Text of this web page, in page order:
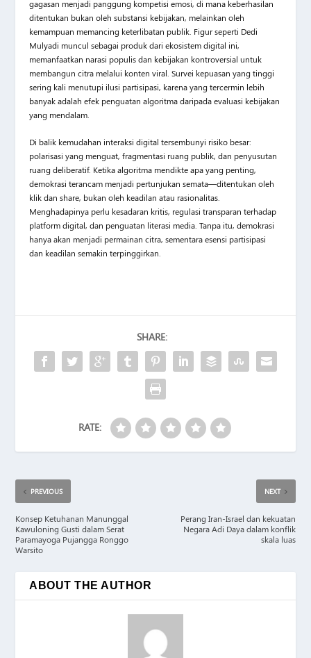
gagasan menjadi panggung kompetisi emosi, di mana keberhasilan
ditentukan bukan oleh substansi kebijakan, melainkan oleh
kemampuan memancing keterlibatan publik. Figur seperti Dedi
Mulyadi muncul sebagai produk dari ekosistem digital ini,
memanfaatkan narasi populis dan kebijakan kontroversial untuk
membangun citra melalui konten viral. Survei kepuasan yang tinggi
sering kali menutupi ilusi partisipasi, karena yang tercermin lebih
banyak adalah efek penguatan algoritma daripada evaluasi kebijakan
yang mendalam.
Di balik kemudahan interaksi digital tersembunyi risiko besar:
polarisasi yang menguat, fragmentasi ruang publik, dan penyusutan
ruang deliberatif. Ketika algoritma mendikte apa yang penting,
demokrasi terancam menjadi pertunjukan semata—ditentukan oleh
klik dan share, bukan oleh keadilan atau rasionalitas.
Menghadapinya perlu kesadaran kritis, regulasi transparan terhadap
platform digital, dan penguatan literasi media. Tanpa itu, demokrasi
hanya akan menjadi permainan citra, sementara esensi partisipasi
dan keadilan semakin terpinggirkan.
SHARE:
RATE:
PREVIOUS
Konsep Ketuhanan Manunggal
Kawuloning Gusti dalam Serat
Paramayoga Pujangga Ronggo
Warsito
NEXT
Perang Iran-Israel dan kekuatan
Negara Adi Daya dalam konflik
skala luas
ABOUT THE AUTHOR